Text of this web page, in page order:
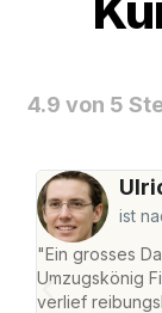
4.9 von 5
ist
"Ein grosses
Umzugskönig
verlief